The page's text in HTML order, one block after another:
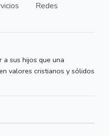
Redes
a sus hijos que una
valores cristianos y sólidos